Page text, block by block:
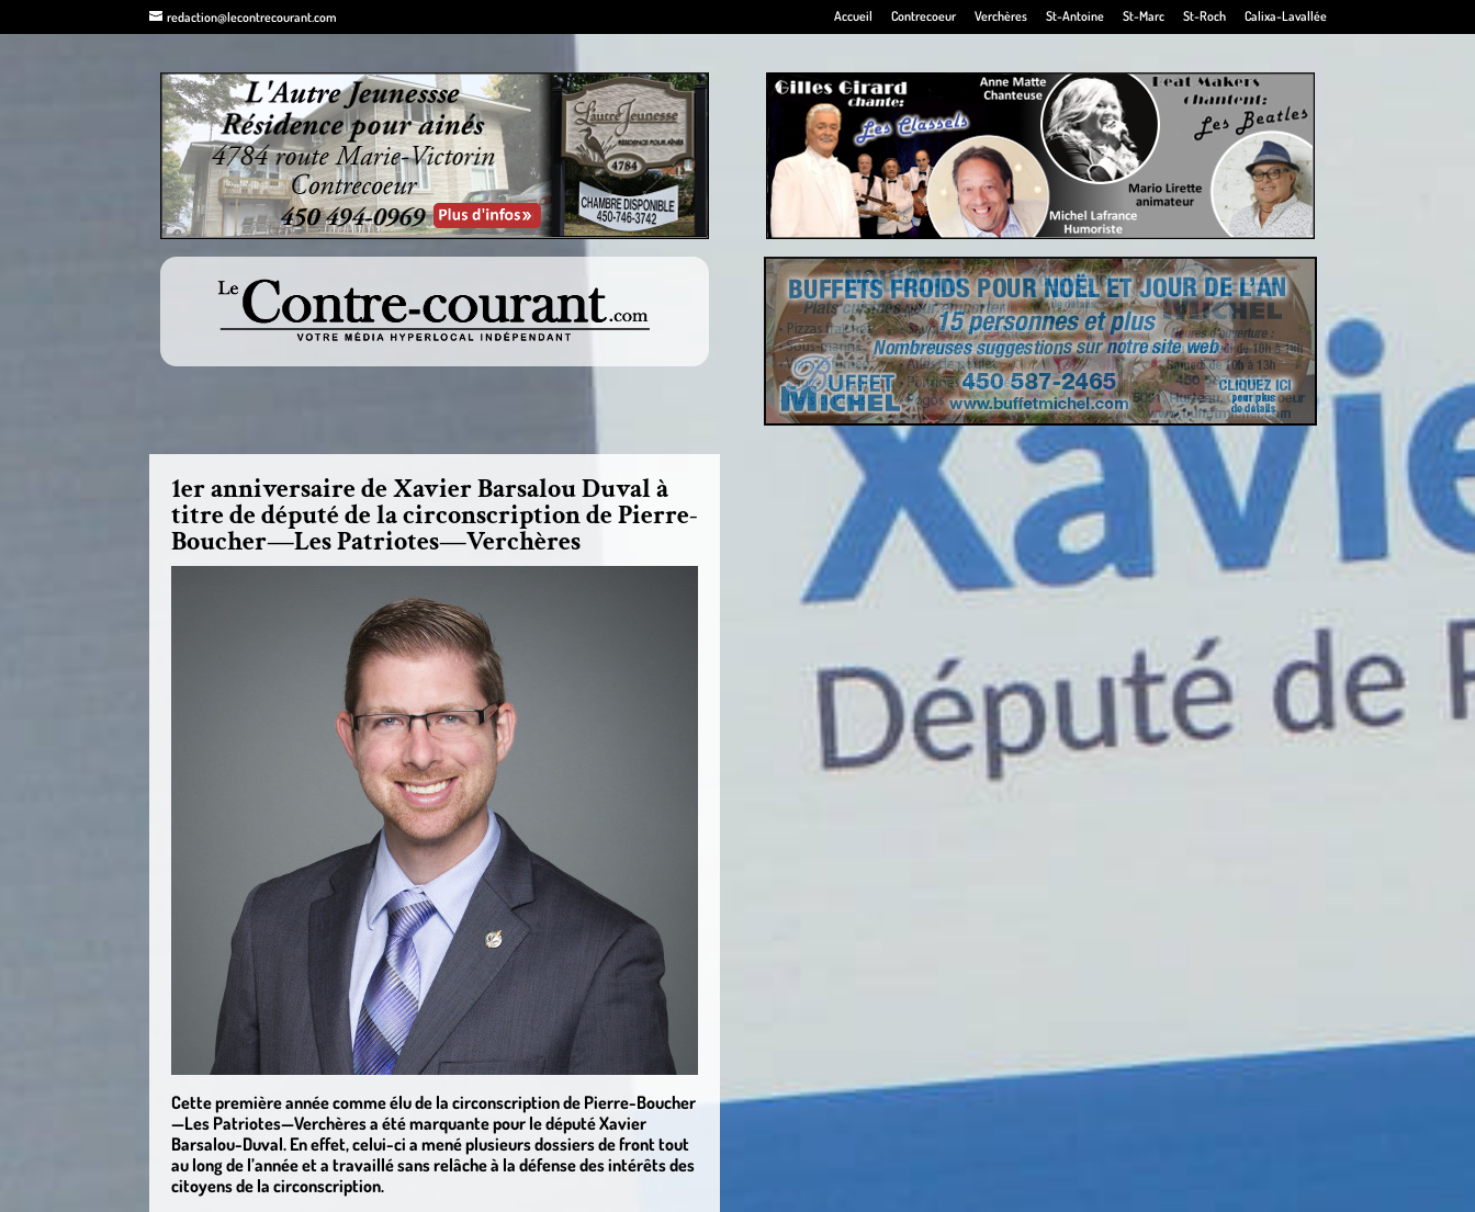
redaction@lecontrecourant.com Accueil Contrecoeur Verchères St-Antoine St-Marc St-Roch Calixa-Lavallée
1er anniversaire de Xavier Barsalou Duval à
titre de député de la circonscription de Pierre-
Boucher—Les Patriotes—Verchères
Cette première année comme élu de la circonscription de Pierre-Boucher
—Les Patriotes—Verchères a été marquante pour le député Xavier
Barsalou-Duval. En effet, celui-ci a mené plusieurs dossiers de front tout
au long de l’année et a travaillé sans relâche à la défense des intérêts des
citoyens de la circonscription.